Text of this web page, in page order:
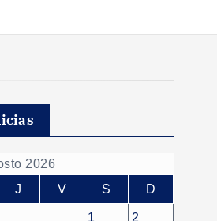
2026
J V S D
1 2